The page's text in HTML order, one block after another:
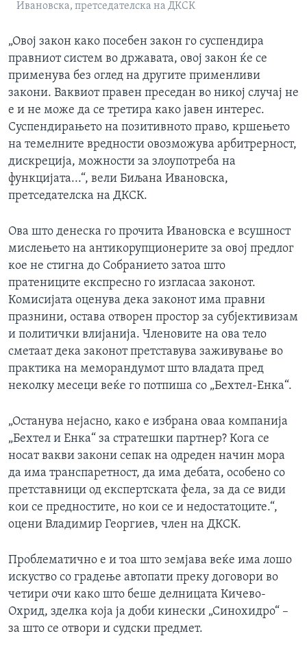
Ивановска, претседателска на ДКСК
„Овој закон како посебен закон го суспендира
правниот систем во државата, овој закон ќе се
применува без оглед на другите применливи
закони. Ваквиот правен преседан во никој случај не
е и не може да се третира како јавен интерес.
Суспендирањето на позитивното право, кршењето
на темелните вредности овозможува арбитрерност,
дискреција, можности за злоупотреба на
функцијата...“, вели Биљана Ивановска,
претседателска на ДКСК.
Ова што денеска го прочита Ивановска е всушност
мислењето на антикорупционерите за овој предлог
кое не стигна до Собранието затоа што
пратениците експресно го изгласаа законот.
Комисијата оценува дека законот има правни
празнини, остава отворен простор за субјективизам
и политички влијанија. Членовите на ова тело
сметаат дека законот претставува заживување во
практика на меморандумот што владата пред
неколку месеци веќе го потпиша со „Бехтел-Енка“.
„Останува нејасно, како е избрана оваа компанија
„Бехтел и Енка“ за стратешки партнер? Кога се
носат вакви закони сепак на одреден начин мора
да има транспаретност, да има дебата, особено со
претставници од експертската фела, за да се види
кои се предностите, но кои се и недостатоците.“,
оцени Владимир Георгиев, член на ДКСК.
Проблематично е и тоа што земјава веќе има лошо
искуство со градење автопати преку договори во
четири очи како што беше делницата Кичево-
Охрид, зделка која ја доби кинески „Синохидро“ –
за што се отвори и судски предмет.